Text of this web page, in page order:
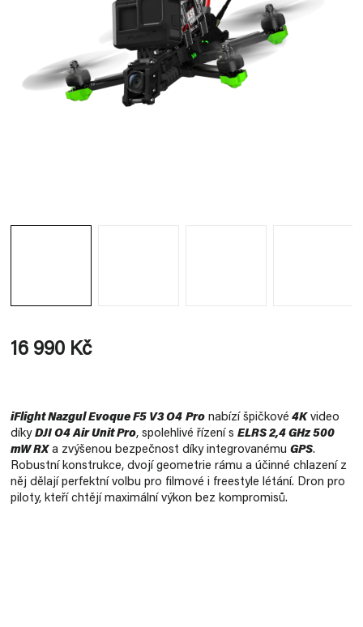
16 990 Kč
iFlight Nazgul Evoque F5 V3 O4 Pro nabízí špičkové 4K video
díky DJI O4 Air Unit Pro, spolehlivé řízení s ELRS 2,4 GHz 500
mW RXa zvýšenou bezpečnost díky integrovanému GPS.
Robustní konstrukce, dvojí geometrie rámu a účinné chlazení z
něj dělají perfektní volbu pro filmové i freestyle létání. Dron pro
piloty, kteří chtějí maximální výkon bez kompromisů.